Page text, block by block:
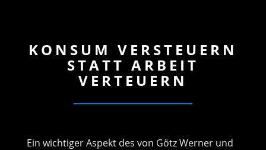
KONSUM VERSTEUERN
STATT ARBEIT
VERTEUERN
Ein wichtiger Aspekt des von Götz Werner und